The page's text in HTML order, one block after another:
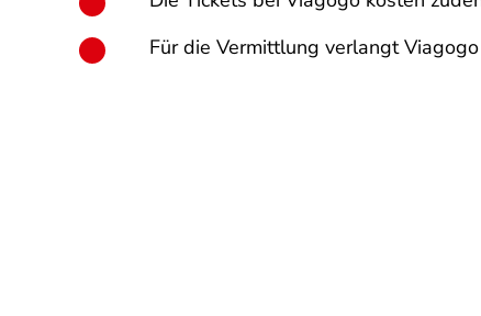
Für die Vermittlung verlangt